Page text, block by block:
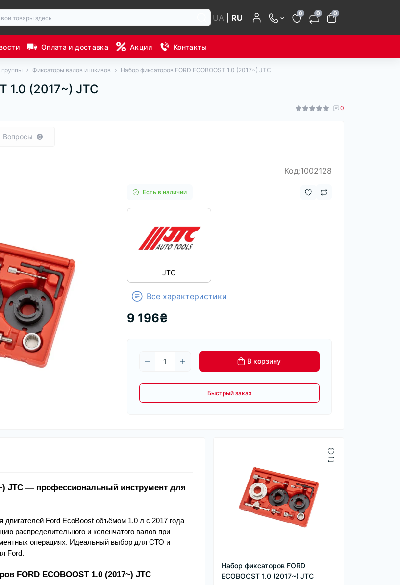
UA RU 0 0 0
Оплата и доставка Акции Контакты
Фиксаторы валов и шкивов Набор фиксаторов FORD ECOBOOST 1.0 (2017~) JTC
1.0 (2017~) JTC
0
Вопросы 0
Код:1002128
Есть в наличии
JTC
Все характеристики
9 196₴
В корзину
Быстрый заказ
Набор фиксаторов FORD
ECOBOOST 1.0 (2017~) JTC
JTC — профессиональный инструмент для
Ford EcoBoost объёмом 1.0 л с 2017 года
распределительного и коленчатого валов при
операциях. Идеальный выбор для СТО и
Ford.
FORD ECOBOOST 1.0 (2017~) JTC